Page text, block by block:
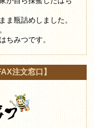
ま瓶詰めしました。
ちみつです。
注文窓口】